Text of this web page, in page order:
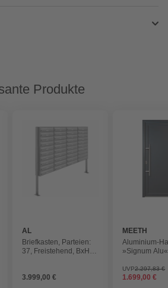
Produkte
AL
BRIEFKASTENSYSTEME
Briefkasten, Parteien:
37, Freistehend, BxHxT:
3.999,00 €
MEETH
Aluminium-
»Signum
öffnend,
UVP2.297,83 €
1.699,00 €